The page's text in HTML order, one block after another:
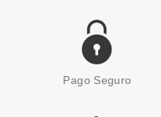
Pago Seguro